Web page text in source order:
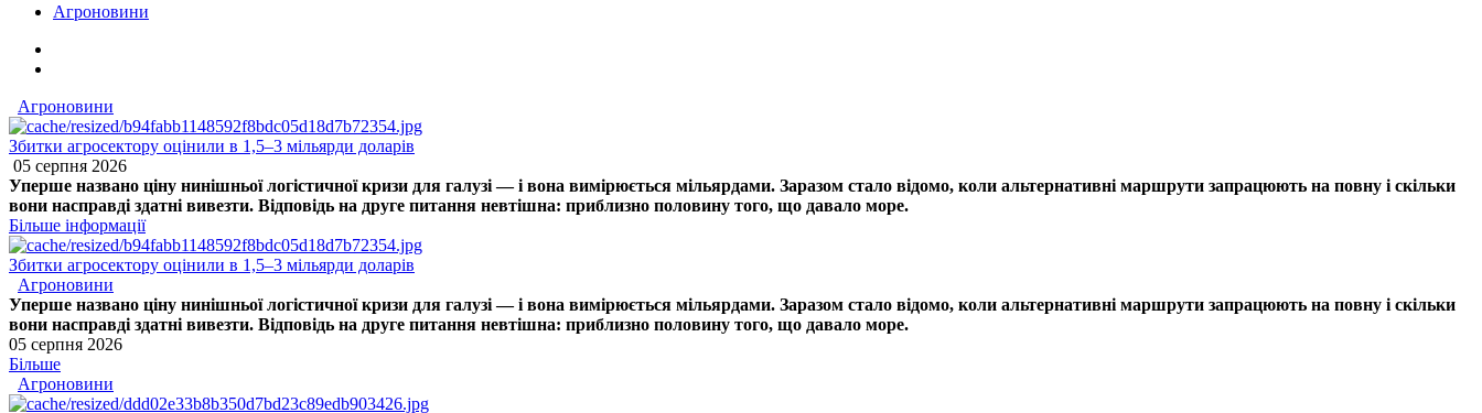
Агроновини
Агроновини
Збитки агросектору оцінили в 1,5–3 мільярди доларів
05 серпня 2026
Уперше названо ціну нинішньої логістичної кризи для галузі — і вона вимірюється мільярдами. Заразом стало відомо, коли альтернативні маршрути запрацюють на повну і скільки
вони насправді здатні вивезти. Відповідь на друге питання невтішна: приблизно половину того, що давало море.
Більше інформації
Збитки агросектору оцінили в 1,5–3 мільярди доларів
Агроновини
Уперше названо ціну нинішньої логістичної кризи для галузі — і вона вимірюється мільярдами. Заразом стало відомо, коли альтернативні маршрути запрацюють на повну і скільки
вони насправді здатні вивезти. Відповідь на друге питання невтішна: приблизно половину того, що давало море.
05 серпня 2026
Більше
Агроновини